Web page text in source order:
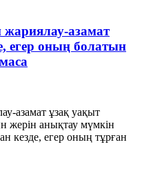
азамат
егер оның болатын
азамат ұзақ уақыт
жерін анықтау мүмкін
кезде, егер оның тұрған